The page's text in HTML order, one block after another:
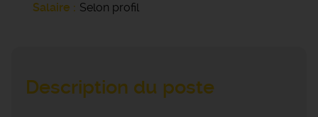
Salaire
Selon profil
Description du poste